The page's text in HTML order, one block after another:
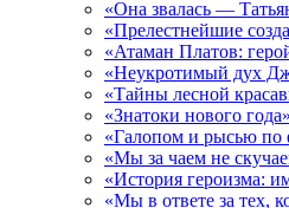
«Она звалась —
«Прелестнейшие
«Атаман Платов:
«Неукротимый дух
«Тайны лесной
«Знатоки нового
«Галопом и рысью по
«Мы за чаем не
«История героизма:
«Мы в ответе за тех,